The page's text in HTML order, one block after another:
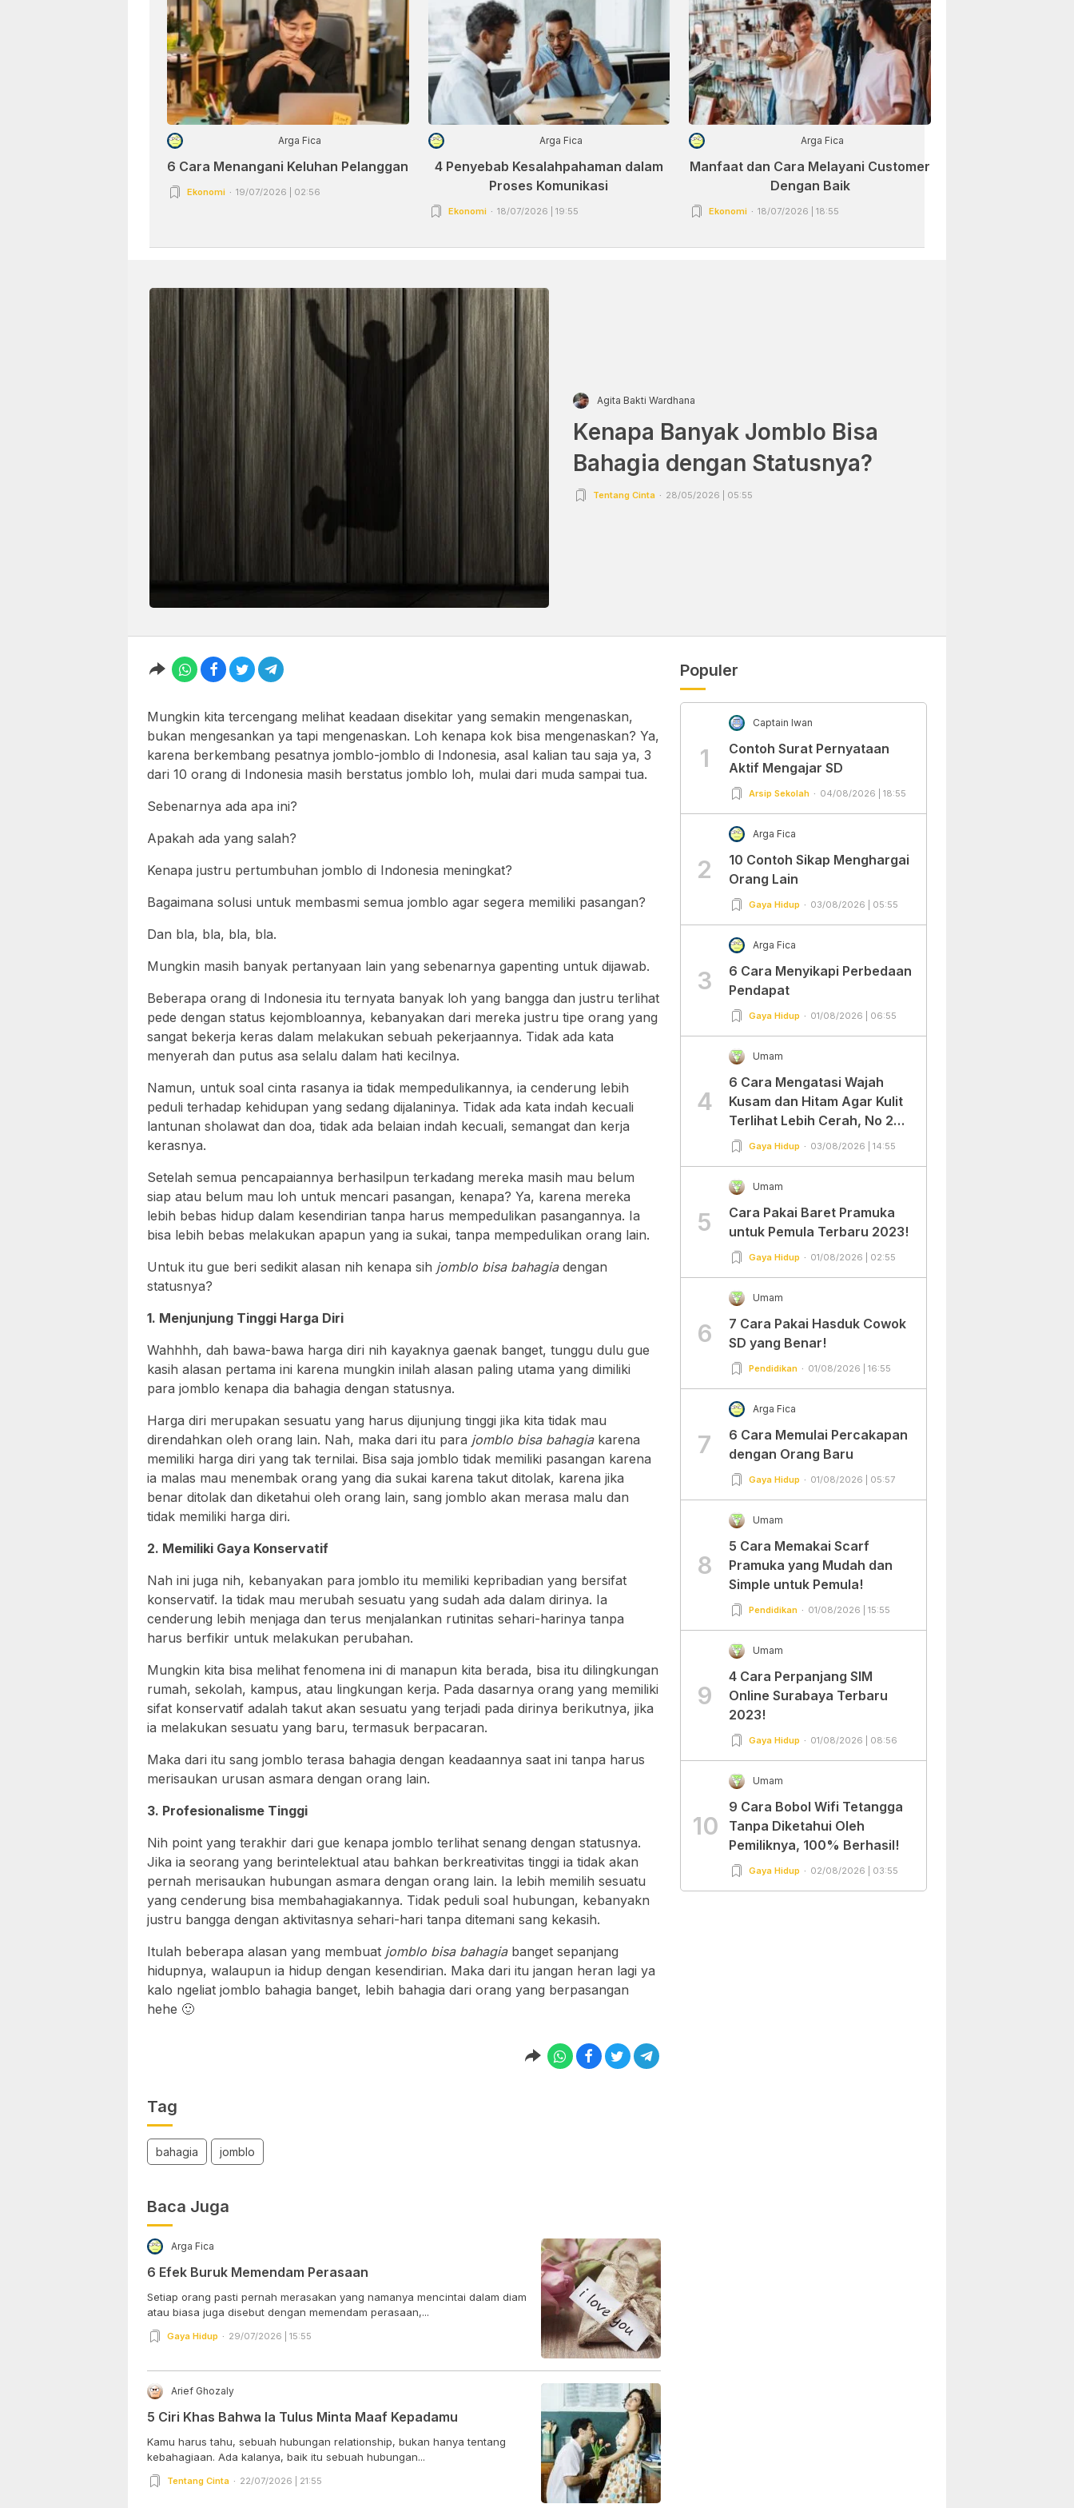
Arga Fica
6 Cara Menangani Keluhan Pelanggan
Ekonomi 19/07/2026 | 02:56
Arga Fica
4 Penyebab Kesalahpahaman dalam
Proses Komunikasi
Ekonomi 18/07/2026 | 19:55
Arga Fica
Manfaat dan Cara Melayani Customer
Dengan Baik
Ekonomi 18/07/2026 | 18:55
Agita Bakti Wardhana
Kenapa Banyak Jomblo Bisa
Bahagia dengan Statusnya?
Tentang Cinta 28/05/2026 | 05:55
Mungkin kita tercengang melihat keadaan disekitar yang semakin mengenaskan,
bukan mengesankan ya tapi mengenaskan. Loh kenapa kok bisa mengenaskan? Ya,
karena berkembang pesatnya jomblo-jomblo di Indonesia, asal kalian tau saja ya, 3
dari 10 orang di Indonesia masih berstatus jomblo loh, mulai dari muda sampai tua.
Sebenarnya ada apa ini?
Apakah ada yang salah?
Kenapa justru pertumbuhan jomblo di Indonesia meningkat?
Bagaimana solusi untuk membasmi semua jomblo agar segera memiliki pasangan?
Dan bla, bla, bla, bla.
Mungkin masih banyak pertanyaan lain yang sebenarnya gapenting untuk dijawab.
Beberapa orang di Indonesia itu ternyata banyak loh yang bangga dan justru terlihat
pede dengan status kejombloannya, kebanyakan dari mereka justru tipe orang yang
sangat bekerja keras dalam melakukan sebuah pekerjaannya. Tidak ada kata
menyerah dan putus asa selalu dalam hati kecilnya.
Namun, untuk soal cinta rasanya ia tidak mempedulikannya, ia cenderung lebih
peduli terhadap kehidupan yang sedang dijalaninya. Tidak ada kata indah kecuali
lantunan sholawat dan doa, tidak ada belaian indah kecuali, semangat dan kerja
kerasnya.
Setelah semua pencapaiannya berhasilpun terkadang mereka masih mau belum
siap atau belum mau loh untuk mencari pasangan, kenapa? Ya, karena mereka
lebih bebas hidup dalam kesendirian tanpa harus mempedulikan pasangannya. Ia
bisa lebih bebas melakukan apapun yang ia sukai, tanpa mempedulikan orang lain.
Untuk itu gue beri sedikit alasan nih kenapa sih jomblo bisa bahagiadengan
statusnya?
1. Menjunjung Tinggi Harga Diri
Wahhhh, dah bawa-bawa harga diri nih kayaknya gaenak banget, tunggu dulu gue
kasih alasan pertama ini karena mungkin inilah alasan paling utama yang dimiliki
para jomblo kenapa dia bahagia dengan statusnya.
Harga diri merupakan sesuatu yang harus dijunjung tinggi jika kita tidak mau
direndahkan oleh orang lain. Nah, maka dari itu para jomblo bisa bahagiakarena
memiliki harga diri yang tak ternilai. Bisa saja jomblo tidak memiliki pasangan karena
ia malas mau menembak orang yang dia sukai karena takut ditolak, karena jika
benar ditolak dan diketahui oleh orang lain, sang jomblo akan merasa malu dan
tidak memiliki harga diri.
2. Memiliki Gaya Konservatif
Nah ini juga nih, kebanyakan para jomblo itu memiliki kepribadian yang bersifat
konservatif. Ia tidak mau merubah sesuatu yang sudah ada dalam dirinya. Ia
cenderung lebih menjaga dan terus menjalankan rutinitas sehari-harinya tanpa
harus berfikir untuk melakukan perubahan.
Mungkin kita bisa melihat fenomena ini di manapun kita berada, bisa itu dilingkungan
rumah, sekolah, kampus, atau lingkungan kerja. Pada dasarnya orang yang memiliki
sifat konservatif adalah takut akan sesuatu yang terjadi pada dirinya berikutnya, jika
ia melakukan sesuatu yang baru, termasuk berpacaran.
Maka dari itu sang jomblo terasa bahagia dengan keadaannya saat ini tanpa harus
merisaukan urusan asmara dengan orang lain.
3. Profesionalisme Tinggi
Nih point yang terakhir dari gue kenapa jomblo terlihat senang dengan statusnya.
Jika ia seorang yang berintelektual atau bahkan berkreativitas tinggi ia tidak akan
pernah merisaukan hubungan asmara dengan orang lain. Ia lebih memilih sesuatu
yang cenderung bisa membahagiakannya. Tidak peduli soal hubungan, kebanyakn
justru bangga dengan aktivitasnya sehari-hari tanpa ditemani sang kekasih.
Itulah beberapa alasan yang membuat jomblo bisa bahagiabanget sepanjang
hidupnya, walaupun ia hidup dengan kesendirian. Maka dari itu jangan heran lagi ya
kalo ngeliat jomblo bahagia banget, lebih bahagia dari orang yang berpasangan
hehe 🙂
Tag
bahagia jomblo
Baca Juga
Arga Fica
6 Efek Buruk Memendam Perasaan
Setiap orang pasti pernah merasakan yang namanya mencintai dalam diam
atau biasa juga disebut dengan memendam perasaan,...
Gaya Hidup 29/07/2026 | 15:55
Arief Ghozaly
5 Ciri Khas Bahwa Ia Tulus Minta Maaf Kepadamu
Kamu harus tahu, sebuah hubungan relationship, bukan hanya tentang
kebahagiaan. Ada kalanya, baik itu sebuah hubungan...
Tentang Cinta 22/07/2026 | 21:55
Populer
1
Captain Iwan
Contoh Surat Pernyataan
Aktif Mengajar SD
Arsip Sekolah 04/08/2026 | 18:55
2
Arga Fica
10 Contoh Sikap Menghargai
Orang Lain
Gaya Hidup 03/08/2026 | 05:55
3
Arga Fica
6 Cara Menyikapi Perbedaan
Pendapat
Gaya Hidup 01/08/2026 | 06:55
4
Umam
6 Cara Mengatasi Wajah
Kusam dan Hitam Agar Kulit
Terlihat Lebih Cerah, No 2
Gampang Banget dan Mudah
Gaya Hidup 03/08/2026 | 14:55
5
Umam
Cara Pakai Baret Pramuka
untuk Pemula Terbaru 2023!
Gaya Hidup 01/08/2026 | 02:55
6
Umam
7 Cara Pakai Hasduk Cowok
SD yang Benar!
Pendidikan 01/08/2026 | 16:55
7
Arga Fica
6 Cara Memulai Percakapan
dengan Orang Baru
Gaya Hidup 01/08/2026 | 05:57
8
Umam
5 Cara Memakai Scarf
Pramuka yang Mudah dan
Simple untuk Pemula!
Pendidikan 01/08/2026 | 15:55
9
Umam
4 Cara Perpanjang SIM
Online Surabaya Terbaru
2023!
Gaya Hidup 01/08/2026 | 08:56
10
Umam
9 Cara Bobol Wifi Tetangga
Tanpa Diketahui Oleh
Pemiliknya, 100% Berhasil!
Gaya Hidup 02/08/2026 | 03:55